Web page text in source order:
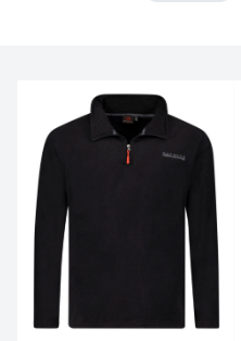
Adamo fleece trui zwart
v.a. € 59,95
Op voorraad
Jack & Jones hoodie sweater grijs